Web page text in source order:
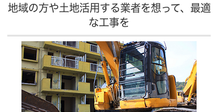
地域の方や土地活用する業者を想って、最適
な工事を